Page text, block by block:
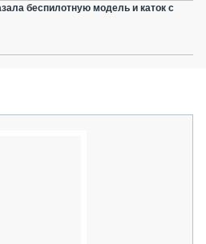
беспилотную модель и каток с